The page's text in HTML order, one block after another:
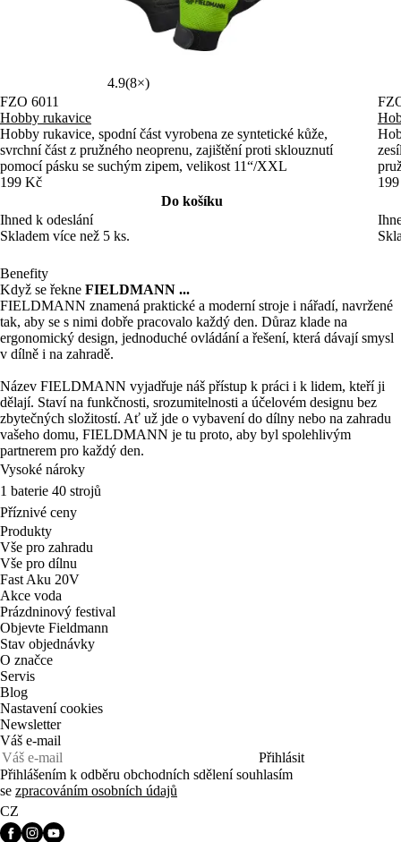
4.9(8×)
FZO 6011
Hobby rukavice
Hobby rukavice, spodní část vyrobena ze syntetické kůže,
svrchní část z pružného neoprenu, zajištění proti sklouznutí
pomocí pásku se suchým zipem, velikost 11“/XXL
199 Kč
Do košíku
Ihned k odeslání
Skladem více než 5 ks.
Benefity
Když se řekne FIELDMANN ...
FIELDMANN znamená praktické a moderní stroje i nářadí, navržené
tak, aby se s nimi dobře pracovalo každý den. Důraz klade na
ergonomický design, jednoduché ovládání a řešení, která dávají smysl
v dílně i na zahradě.
Název FIELDMANN vyjadřuje náš přístup k práci i k lidem, kteří ji
dělají. Staví na funkčnosti, srozumitelnosti a účelovém designu bez
zbytečných složitostí. Ať už jde o vybavení do dílny nebo na zahradu
vašeho domu, FIELDMANN je tu proto, aby byl spolehlivým
partnerem pro každý den.
Vysoké nároky
1 baterie 40 strojů
Příznivé ceny
Produkty
Vše pro zahradu
Vše pro dílnu
Fast Aku 20V
Akce voda
Prázdninový festival
Objevte Fieldmann
Stav objednávky
O značce
Servis
Blog
Nastavení cookies
Newsletter
Váš e-mail
Přihlásit
Přihlášením k odběru obchodních sdělení souhlasím
se zpracováním osobních údajů
CZ